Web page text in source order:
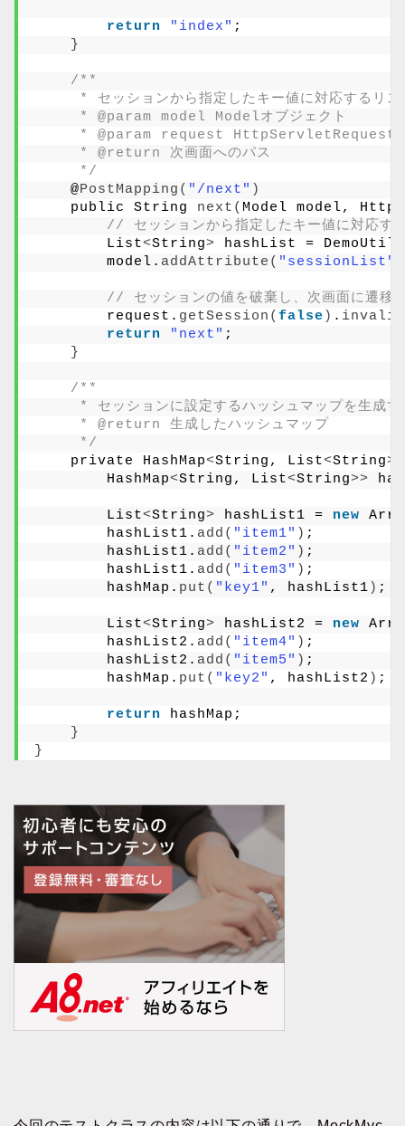
return "index" ;
}
/**
* セッションから指定したキー値に対応するリス
     * @param model Modelオブジェクト
* @param request HttpServletRequestオ
     * @return 次画面へのパス
     */
    @
PostMapping ( "/next" )
    public String
next ( Model model,
// セッションから指定したキー値に対応
        List
<String> hashList = DemoUtil.
        model.
addAttribute ( "sessionList"
// セッションの値を破棄し、次画面に遷移
        request.
getSession ( false ) .
return
"next" ;
}
/**
* セッションに設定するハッシュマップを生成す
     * @return 生成したハッシュマップ
     */
    private HashMap
<String, List<String>>
        HashMap
<String, List<String>>
        List
<String> hashList1 = new
        hashList1.
add ( "item1" ) ;
        hashList1.
add ( "item2" ) ;
        hashList1.
add ( "item3" ) ;
        hashMap.
put ( "key1" , hashList1 ) ;
        List
<String> hashList2 = new
        hashList2.
add ( "item4" ) ;
        hashList2.
add ( "item5" ) ;
        hashMap.
put ( "key2" , hashList2 ) ;
return hashMap;
}
}